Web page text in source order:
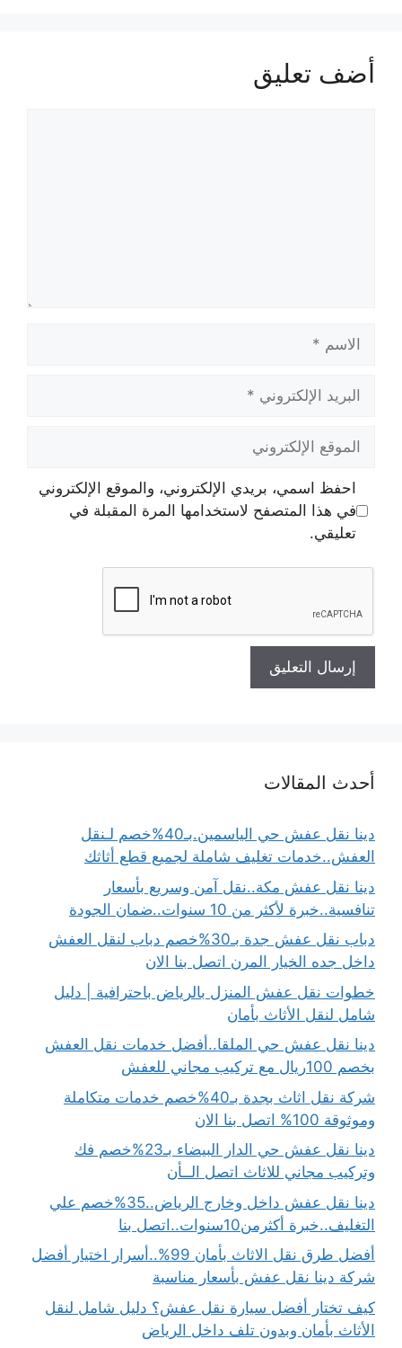
أضف تعليق
الإلكتروني
الإلكتروني
احفظ اسمي، بريدي الإلكتروني، والموقع الإلكتروني
في هذا المتصفح لاستخدامها المرة المقبلة في
تعليقي.
أحدث المقالات
دينا نقل عفش حي الياسمين.بـ40%خصم لـنقل
العفش..خدمات تغليف شاملة لجميع قطع أثاثك
دينا نقل عفش مكة..نقل آمن وسريع بأسعار
تنافسية..خبرة لأكثر من 10 سنوات..ضمان الجودة
دباب نقل عفش جدة بـ30%خصم دباب لنقل العفش
داخل جده الخيار المرن اتصل بنا الان
خطوات نقل عفش المنزل بالرياض باحترافية | دليل
شامل لنقل الأثاث بأمان
دينا نقل عفش حي الملقا..أفضل خدمات نقل العفش
بخصم 100ريال مع تركيب مجاني للعفش
شركة نقل اثاث بجدة بـ40%خصم خدمات متكاملة
وموثوقة 100% اتصل بنا الان
دينا نقل عفش حي الدار البيضاء بـ23%خصم فك
وتركيب مجاني للاثاث اتصل الــأن
دينا نقل عفش داخل وخارج الرياض..35%خصم علي
التغليف..خبرة أكثرمن10سنوات..اتصل بنا
أفضل طرق نقل الاثاث بأمان 99%..أسرار اختيار أفضل
شركة دينا نقل عفش بأسعار مناسبة
كيف تختار أفضل سيارة نقل عفش؟ دليل شامل لنقل
الأثاث بأمان وبدون تلف داخل الرياض